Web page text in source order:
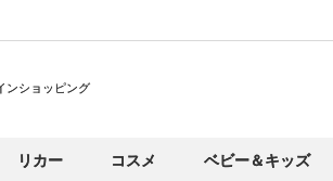
ンショッピング
リカー コスメ ベビー＆キッズ